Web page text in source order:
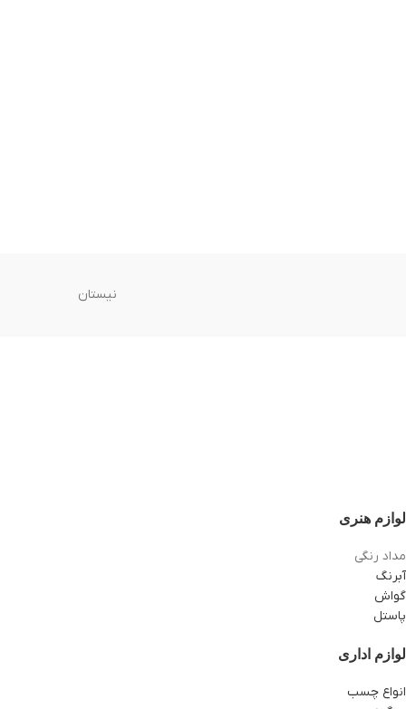
نیستان
لوازم هنری
مداد رنگی
آبرنگ
گواش
پاستل
لوازم اداری
انواع چسب